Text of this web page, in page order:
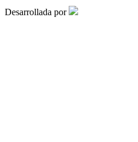
Desarrollada por